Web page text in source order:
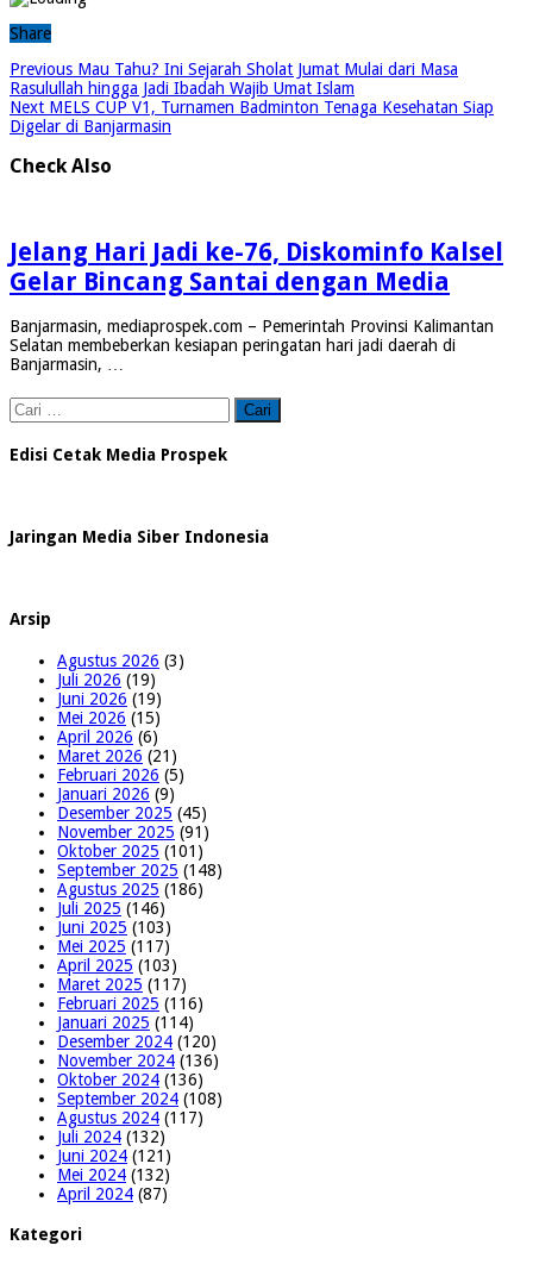
Share
Previous Mau Tahu? Ini Sejarah Sholat Jumat Mulai dari Masa
Rasulullah hingga Jadi Ibadah Wajib Umat Islam
Next MELS CUP V1, Turnamen Badminton Tenaga Kesehatan Siap
Digelar di Banjarmasin
Check Also
Jelang Hari Jadi ke-76, Diskominfo Kalsel
Gelar Bincang Santai dengan Media
Banjarmasin, mediaprospek.com – Pemerintah Provinsi Kalimantan
Selatan membeberkan kesiapan peringatan hari jadi daerah di
Banjarmasin, …
Cari
untuk:
Edisi Cetak Media Prospek
Jaringan Media Siber Indonesia
Arsip
Agustus 2026 (3)
Juli 2026 (19)
Juni 2026 (19)
Mei 2026 (15)
April 2026 (6)
Maret 2026 (21)
Februari 2026 (5)
Januari 2026 (9)
Desember 2025 (45)
November 2025 (91)
Oktober 2025 (101)
September 2025 (148)
Agustus 2025 (186)
Juli 2025 (146)
Juni 2025 (103)
Mei 2025 (117)
April 2025 (103)
Maret 2025 (117)
Februari 2025 (116)
Januari 2025 (114)
Desember 2024 (120)
November 2024 (136)
Oktober 2024 (136)
September 2024 (108)
Agustus 2024 (117)
Juli 2024 (132)
Juni 2024 (121)
Mei 2024 (132)
April 2024 (87)
Kategori